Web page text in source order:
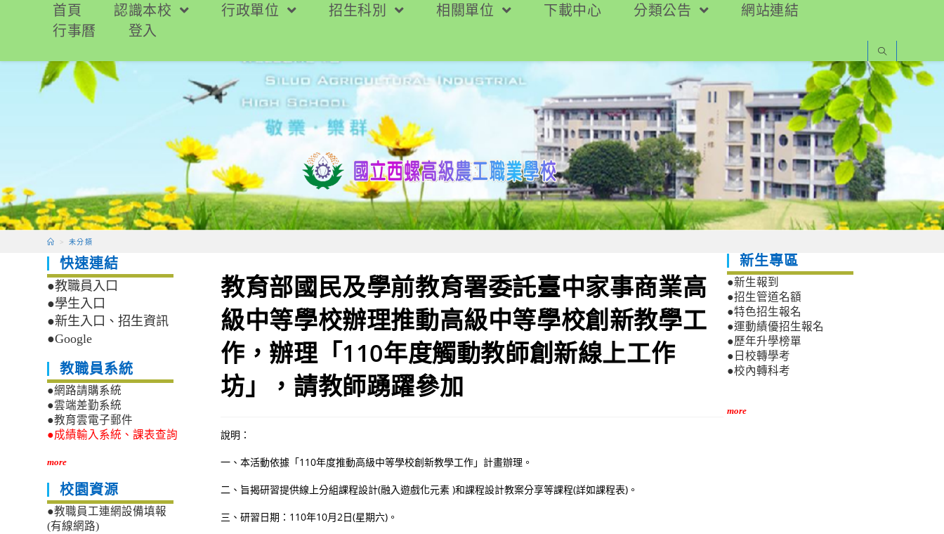
要
首頁 認識本校 行政單位 招生科別 相關單位 下載中心 分類公告
網站連結
行事曆
登入
> 未分類
教育部國民及學前教育署委託臺中家事商業高
級中等學校辦理推動高級中等學校創新教學工
作，辦理「110年度觸動教師創新線上工作
坊」，請教師踴躍參加
說明：
一、本活動依據「110年度推動高級中等學校創新教學工作」計畫辦理。
二、旨揭研習提供線上分組課程設計(融入遊戲化元素 )和課程設計教案分享等課程(詳如課程表)。
三、研習日期：110年10月2日(星期六)。
快速連結
●教職員入口
●學生入口
●新生入口、招生資訊
●Google
教職員系統
●網路請購系統
●雲端差勤系統
●教育雲電子郵件
●成績輸入系統、課表查詢
more
校園資源
●教職員工連網設備填報
(有線網路)
新生專區
●新生報到
●招生管道名額
●特色招生報名
●運動績優招生報名
●歷年升學榜單
●日校轉學考
●校內轉科考
more